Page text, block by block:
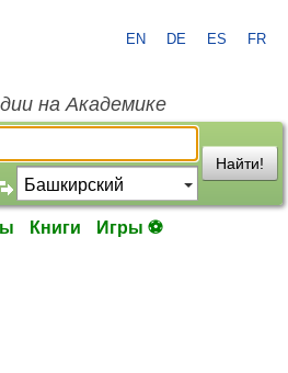
EN DE ES FR
на Академике
Найти!
Книги Игры ⚽